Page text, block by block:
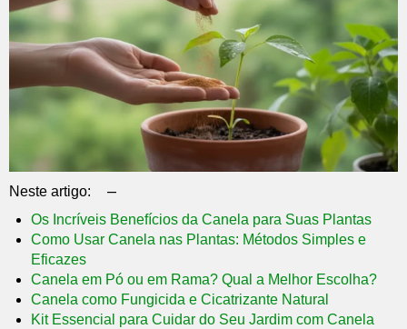
Neste artigo: –
Os Incríveis Benefícios da Canela para Suas Plantas
Como Usar Canela nas Plantas: Métodos Simples e
Eficazes
Canela em Pó ou em Rama? Qual a Melhor Escolha?
Canela como Fungicida e Cicatrizante Natural
Kit Essencial para Cuidar do Seu Jardim com Canela